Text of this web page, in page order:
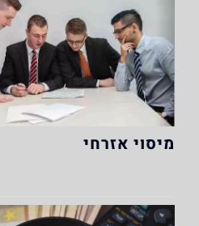
מיסוי אזרחי